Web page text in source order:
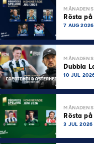
Rösta
7 AUG 2026
Dubbla
10 JUL
Rösta
3 JUL 2026